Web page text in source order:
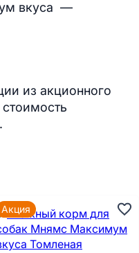
вкуса —
из акционного
Акция